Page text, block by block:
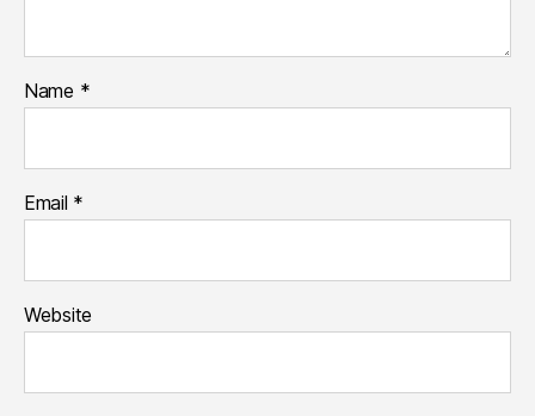
Name *
Email *
Website